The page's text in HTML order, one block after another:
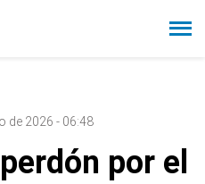
de 2026 - 06:48
por el